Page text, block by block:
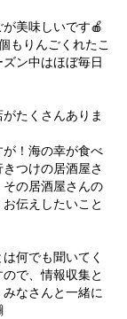
が美味しいです🍎
もりんごくれたこ
ン中はほぼ毎日
たくさんありま
！海の幸が食べ
つけの居酒屋さ
の居酒屋さんの
伝えしたいこと
何でも聞いてく
で、情報収集と
なさんと一緒に